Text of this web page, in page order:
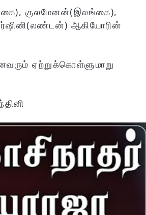
குலமேனன்(இலங்கை),
ஆகியோரின்
ஏற்றுக்கொள்ளுமாறு